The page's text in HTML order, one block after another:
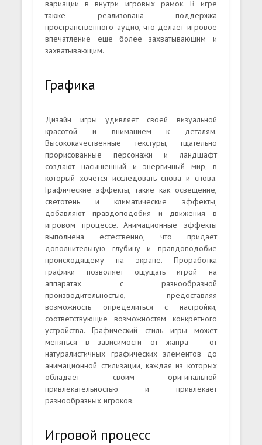
вариации в внутри игровых рамок. В игре
также реализована поддержка
пространственного аудио, что делает игровое
впечатление ещё более захватывающим и
захватывающим.
Графика
Дизайн игры удивляет своей визуальной
красотой и вниманием к деталям.
Высококачественные текстуры, тщательно
прорисованные персонажи и ландшафт
создают насыщенный и энергичный мир, в
который хочется исследовать снова и снова.
Графические эффекты, такие как освещение,
светотень и климатические эффекты,
добавляют правдоподобия и движения в
игровом процессе. Анимационные эффекты
выполнена естественно, что придаёт
дополнительную глубину и правдоподобие
происходящему на экране. Проработка
графики позволяет ощущать игрой на
аппаратах с разнообразной
производительностью, предоставляя
возможность определиться с настройки,
соответствующие возможностям конкретного
устройства. Графический стиль игры может
меняться в зависимости от жанра – от
натуралистичных графических элементов до
анимационной стилизации, каждая из которых
обладает своим оригинальной
привлекательностью и привлекает
разнообразных игроков.
Игровой процесс